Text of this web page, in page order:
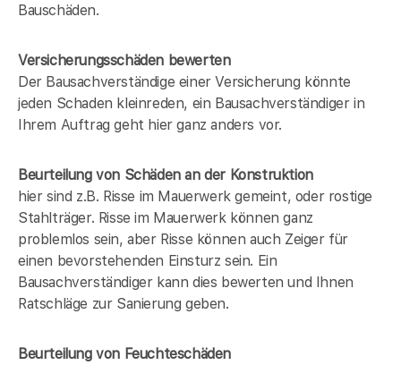
Bauschäden.
Versicherungsschäden bewerten
Der Bausachverständige einer Versicherung könnte
jeden Schaden kleinreden, ein Bausachverständiger in
Ihrem Auftrag geht hier ganz anders vor.
Beurteilung von Schäden an der Konstruktion
hier sind z.B. Risse im Mauerwerk gemeint, oder rostige
Stahlträger. Risse im Mauerwerk können ganz
problemlos sein, aber Risse können auch Zeiger für
einen bevorstehenden Einsturz sein. Ein
Bausachverständiger kann dies bewerten und Ihnen
Ratschläge zur Sanierung geben.
Beurteilung von Feuchteschäden